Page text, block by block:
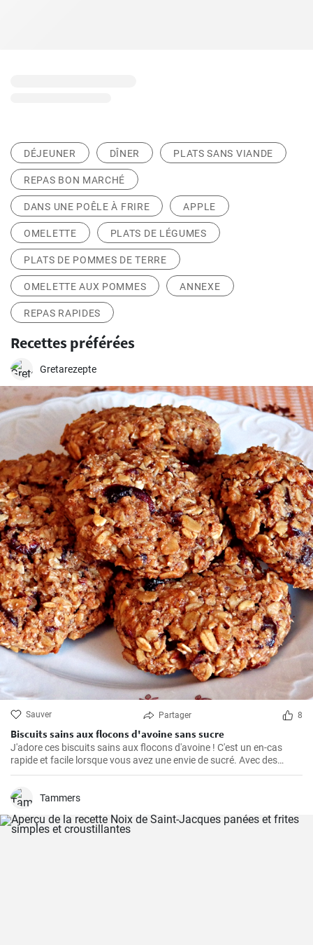
DÉJEUNER DÎNER PLATS SANS VIANDE
REPAS BON MARCHÉ
DANS UNE POÊLE À FRIRE APPLE
OMELETTE PLATS DE LÉGUMES
PLATS DE POMMES DE TERRE
OMELETTE AUX POMMES ANNEXE
REPAS RAPIDES
Recettes préférées
Gretarezepte
Sauver Partager 8
Biscuits sains aux flocons d'avoine sans sucre
J'adore ces biscuits sains aux flocons d'avoine ! C'est un en-cas
rapide et facile lorsque vous avez une envie de sucré. Avec des
ingrédients naturels et sans sucre, ils ont un goût merveilleux. Grâce
conseils et astuces utiles pour les rendre parfaits.
Tammers